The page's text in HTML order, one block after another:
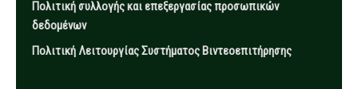
Πολιτική συλλογής και επεξεργασίας προσωπικών
δεδομένων
Πολιτική Λειτουργίας Συστήματος Βιντεοεπιτήρησης